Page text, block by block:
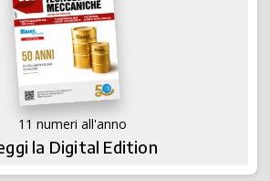
11 numeri all'anno
la Digital Edition